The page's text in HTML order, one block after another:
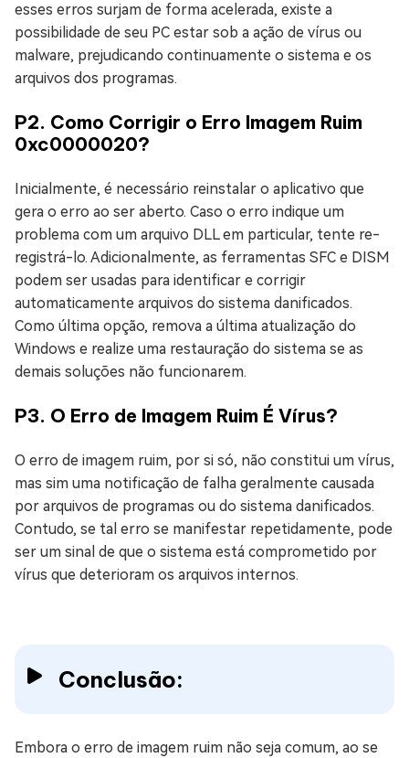
esses erros surjam de forma acelerada, existe a
possibilidade de seu PC estar sob a ação de vírus ou
malware, prejudicando continuamente o sistema e os
arquivos dos programas.
P2. Como Corrigir o Erro Imagem Ruim
0xc0000020?
Inicialmente, é necessário reinstalar o aplicativo que
gera o erro ao ser aberto. Caso o erro indique um
problema com um arquivo DLL em particular, tente re-
registrá-lo. Adicionalmente, as ferramentas SFC e DISM
podem ser usadas para identificar e corrigir
automaticamente arquivos do sistema danificados.
Como última opção, remova a última atualização do
Windows e realize uma restauração do sistema se as
demais soluções não funcionarem.
P3. O Erro de Imagem Ruim É Vírus?
O erro de imagem ruim, por si só, não constitui um vírus,
mas sim uma notificação de falha geralmente causada
por arquivos de programas ou do sistema danificados.
Contudo, se tal erro se manifestar repetidamente, pode
ser um sinal de que o sistema está comprometido por
vírus que deterioram os arquivos internos.
Conclusão:
Embora o erro de imagem ruim não seja comum, ao se